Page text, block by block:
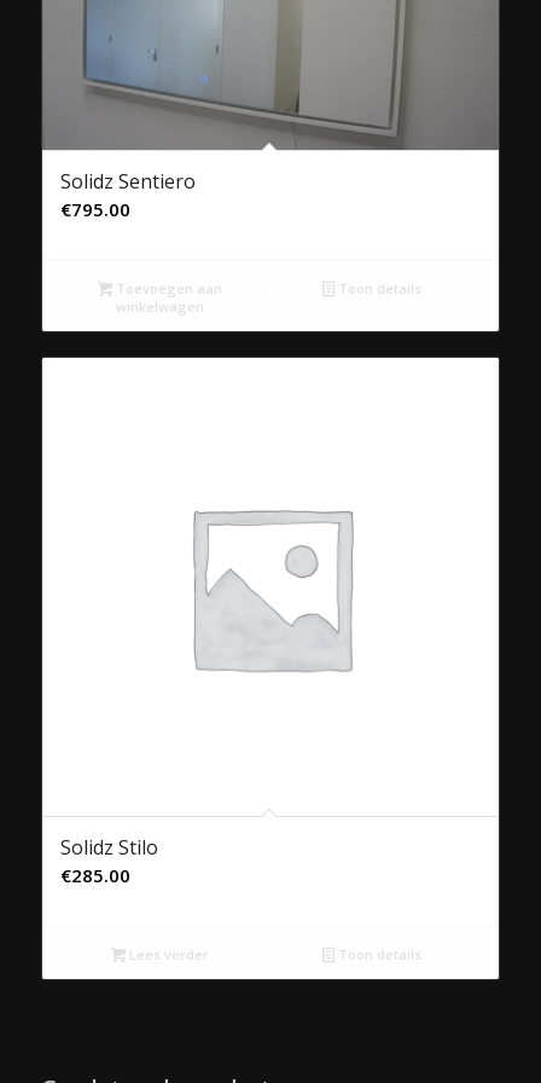
Solidz Sentiero
€795.00
Toevoegen aan
winkelwagen
Toon details
Solidz Stilo
€285.00
Lees verder Toon details